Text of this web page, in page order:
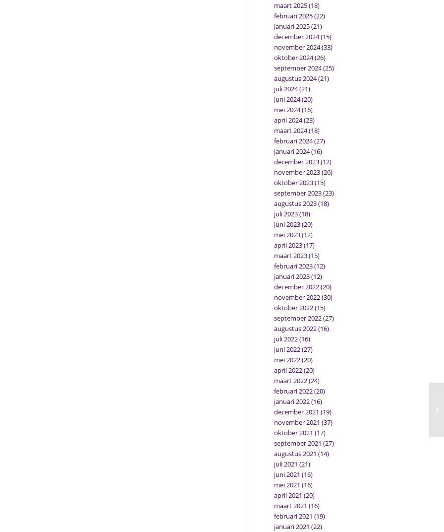
maart 2025(18)
februari 2025(22)
januari 2025(21)
december 2024(15)
november 2024(33)
oktober 2024(26)
september 2024(25)
augustus 2024(21)
juli 2024(21)
juni 2024(20)
mei 2024(16)
april 2024(23)
maart 2024(18)
februari 2024(27)
januari 2024(16)
december 2023(12)
november 2023(26)
oktober 2023(15)
september 2023(23)
augustus 2023(18)
juli 2023(18)
juni 2023(20)
mei 2023(12)
april 2023(17)
maart 2023(15)
februari 2023(12)
januari 2023(12)
december 2022(20)
november 2022(30)
oktober 2022(15)
september 2022(27)
augustus 2022(16)
juli 2022(16)
juni 2022(27)
mei 2022(20)
april 2022(20)
maart 2022(24)
februari 2022(20)
januari 2022(16)
december 2021 (19)
november 2021 (37)
oktober 2021 (17)
september 2021 (27)
augustus 2021 (14)
juli 2021 (21)
juni 2021 (16)
mei 2021 (16)
april 2021 (20)
maart 2021 (16)
februari 2021 (19)
januari 2021 (22)